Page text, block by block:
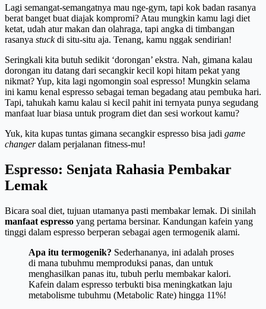
Lagi semangat-semangatnya mau nge-gym, tapi kok badan rasanya
berat banget buat diajak kompromi? Atau mungkin kamu lagi diet
ketat, udah atur makan dan olahraga, tapi angka di timbangan
rasanya stuckdi situ-situ aja. Tenang, kamu nggak sendirian!
Seringkali kita butuh sedikit ‘dorongan’ ekstra. Nah, gimana kalau
dorongan itu datang dari secangkir kecil kopi hitam pekat yang
nikmat? Yup, kita lagi ngomongin soal espresso! Mungkin selama
ini kamu kenal espresso sebagai teman begadang atau pembuka hari.
Tapi, tahukah kamu kalau si kecil pahit ini ternyata punya segudang
manfaat luar biasa untuk program diet dan sesi workout kamu?
Yuk, kita kupas tuntas gimana secangkir espresso bisa jadi game
changerdalam perjalanan fitness-mu!
Espresso: Senjata Rahasia Pembakar
Lemak
Bicara soal diet, tujuan utamanya pasti membakar lemak. Di sinilah
manfaat espresso yang pertama bersinar. Kandungan kafein yang
tinggi dalam espresso berperan sebagai agen termogenik alami.
Apa itu termogenik? Sederhananya, ini adalah proses
di mana tubuhmu memproduksi panas, dan untuk
menghasilkan panas itu, tubuh perlu membakar kalori.
Kafein dalam espresso terbukti bisa meningkatkan laju
metabolisme tubuhmu (Metabolic Rate) hingga 11%!